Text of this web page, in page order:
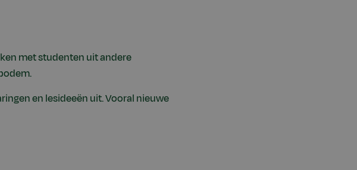
met studenten uit andere
en lesideeën uit. Vooral nieuwe